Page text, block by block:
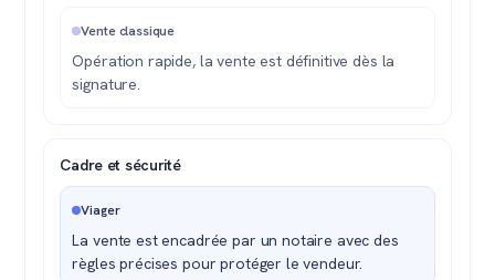
Vente classique
Opération rapide, la vente est définitive dès la
signature.
Cadre et sécurité
Viager
La vente est encadrée par un notaire avec des
règles précises pour protéger le vendeur.